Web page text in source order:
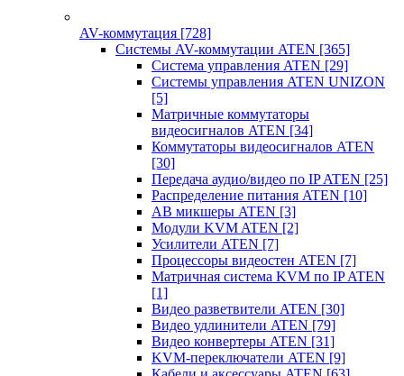
AV-коммутация [728]
Системы AV-коммутации ATEN [365]
Система управления ATEN [29]
Системы управления ATEN UNIZON
[5]
Матричные коммутаторы
видеосигналов ATEN [34]
Коммутаторы видеосигналов ATEN
[30]
Передача аудио/видео по IP ATEN [25]
Распределение питания ATEN [10]
АВ микшеры ATEN [3]
Модули KVM ATEN [2]
Усилители ATEN [7]
Процессоры видеостен ATEN [7]
Матричная система KVM по IP ATEN
[1]
Видео разветвители ATEN [30]
Видео удлинители ATEN [79]
Видео конвертеры ATEN [31]
KVM-переключатели ATEN [9]